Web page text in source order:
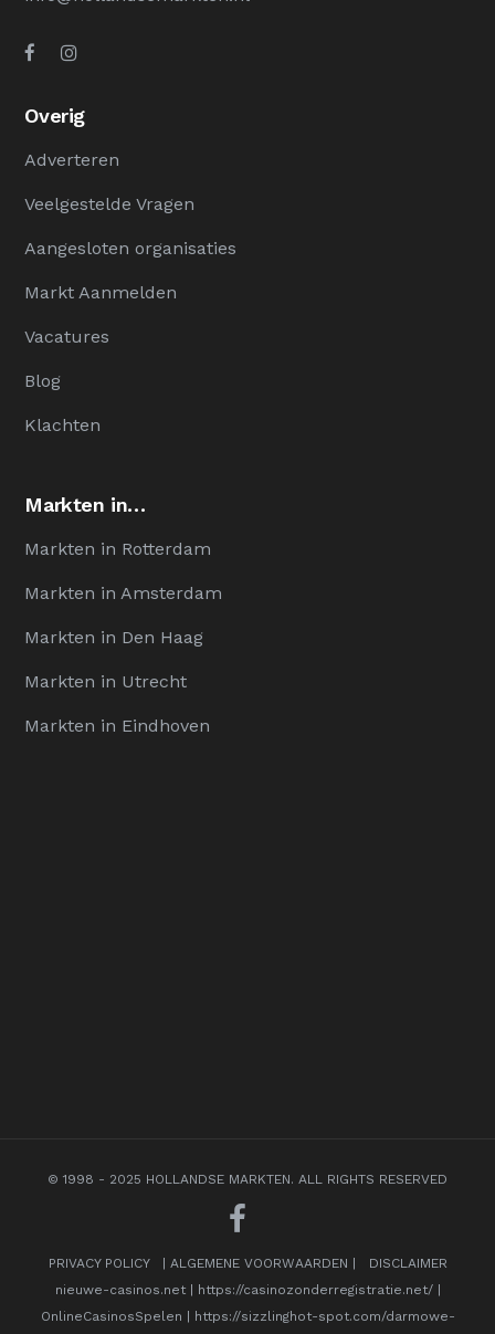
Overig
Adverteren
Veelgestelde Vragen
Aangesloten organisaties
Markt Aanmelden
Vacatures
Blog
Klachten
Markten in…
Markten in Rotterdam
Markten in Amsterdam
Markten in Den Haag
Markten in Utrecht
Markten in Eindhoven
© 1998 - 2025 HOLLANDSE MARKTEN. ALL RIGHTS RESERVED
PRIVACY POLICY | ALGEMENE VOORWAARDEN |
DISCLAIMER
nieuwe-casinos.net| https://casinozonderregistratie.net/|
OnlineCasinosSpelen | https://sizzlinghot-spot.com/darmowe-